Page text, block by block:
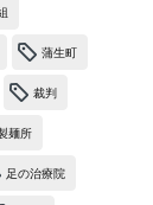
蒲生町
裁判
麺所
足の治療院